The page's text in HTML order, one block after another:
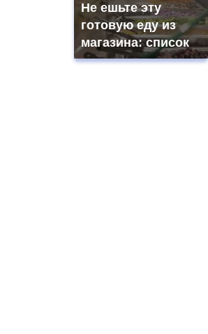
Не ешьте эту
готовую еду из
магазина: список